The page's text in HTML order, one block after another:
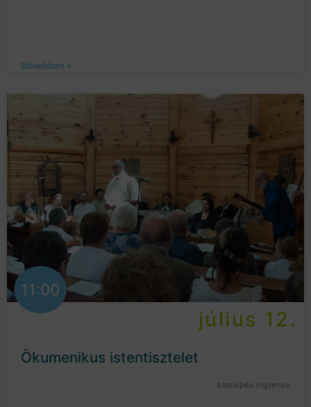
Bővebben »
11:00
július 12.
Ökumenikus istentisztelet
a belépés ingyenes